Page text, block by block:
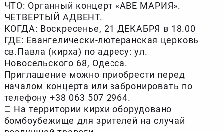
ЧТО: Органный концерт «АВЕ МАРИЯ».
ЧЕТВЕРТЫЙ АДВЕНТ.
КОГДА: Воскресенье, 21 ДЕКАБРЯ в 18.00
ГДЕ: Евангелически-лютеранская церковь
св.Павла (кирха) по адресу: ул.
Новосельского 68, Одесса.
Приглашение можно приобрести перед
началом концерта или забронировать по
телефону +38 063 507 2964.
◻️ На территории кирхи оборудовано
бомбоубежище для зрителей на случай